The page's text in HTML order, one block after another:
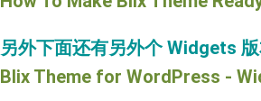
另外下面还有另外个 Widgets
Blix Theme for WordPress -